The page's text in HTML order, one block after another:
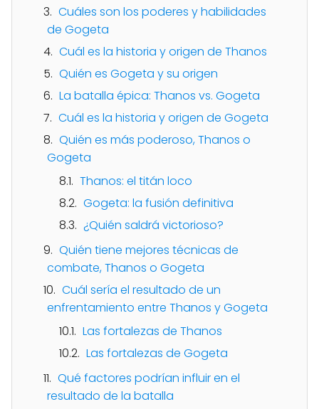
Cuáles son los poderes y habilidades
de Gogeta
Cuál es la historia y origen de Thanos
Quién es Gogeta y su origen
La batalla épica: Thanos vs. Gogeta
Cuál es la historia y origen de Gogeta
Quién es más poderoso, Thanos o
Gogeta
Thanos: el titán loco
Gogeta: la fusión definitiva
¿Quién saldrá victorioso?
Quién tiene mejores técnicas de
combate, Thanos o Gogeta
Cuál sería el resultado de un
enfrentamiento entre Thanos y Gogeta
Las fortalezas de Thanos
Las fortalezas de Gogeta
Qué factores podrían influir en el
resultado de la batalla